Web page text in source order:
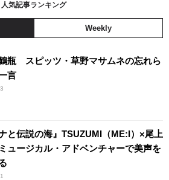
人気記事ランキング
Weekly
瓶 スピッツ・草野マサムネの忘れら
言
ナと伝説の海』TSUZUMI（ME:I）×尾上
ュージカル・アドベンチャーで美声を